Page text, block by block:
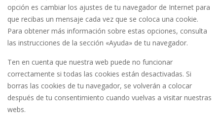
opción es cambiar los ajustes de tu navegador de Internet para
que recibas un mensaje cada vez que se coloca una cookie.
Para obtener más información sobre estas opciones, consulta
las instrucciones de la sección «Ayuda» de tu navegador.
Ten en cuenta que nuestra web puede no funcionar
correctamente si todas las cookies están desactivadas. Si
borras las cookies de tu navegador, se volverán a colocar
después de tu consentimiento cuando vuelvas a visitar nuestras
webs.